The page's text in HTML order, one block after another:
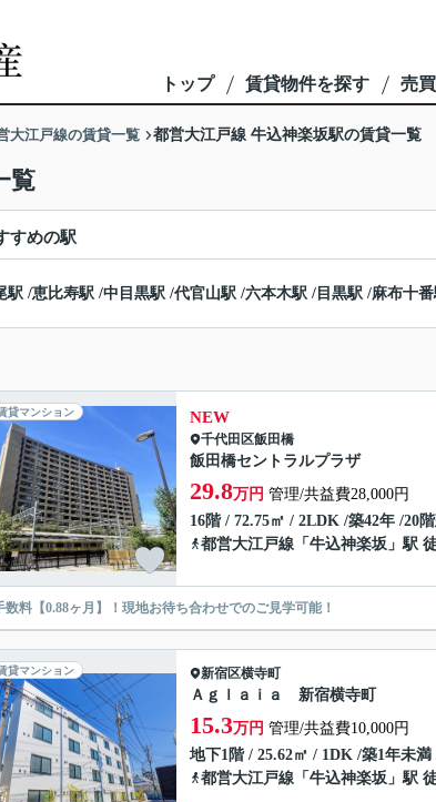
トップ 賃貸物件を探す 売
大江戸線の賃貸一覧 都営大江戸線 牛込神楽坂駅の賃貸一覧
覧
すめの駅
駅 /恵比寿駅 /中目黒駅 /代官山駅 /六本木駅 / 目黒駅 /麻布十
貸マンション NEW
千代田区飯田橋
飯田橋セントラルプラザ
29.8万円 管理/共益費28,000円
16階 / 72.75㎡ / 2LDK /築42年 /20
都営大江戸線 「 牛込神楽坂 」駅
数料【0.88ヶ月】！現地お待ち合わせでのご見学可能！
貸マンション 新宿区横寺町
Ａｇｌａｉａ 新宿横寺町
15.3万円 管理/共益費10,000円
地下1階 / 25.62㎡ / 1DK /築1年未満
都営大江戸線 「 牛込神楽坂 」駅